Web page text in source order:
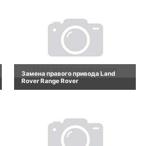
Замена правого привода Land
Rover Range Rover